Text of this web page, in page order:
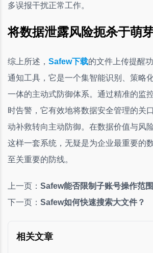
多误报干扰正常工作。
将数据泄露风险扼杀于萌
综上所述， Safew下载的文件上传提醒
通知工具，它是一个集智能识别、策略
一体的主动式防御体系。通过精准的监
时告警，它有效地将数据安全管理的关
动补救转向主动防御。在数据价值与风
这样一套系统，无疑是为企业最重要的
至关重要的防线。
上一页： Safew能否限制子账号操作范
下一页： Safew如何快速搜索大文件？
相关文章